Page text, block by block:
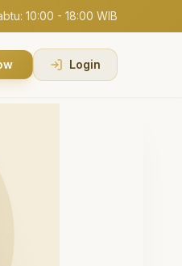
10:00 - 18:00 WIB
Login